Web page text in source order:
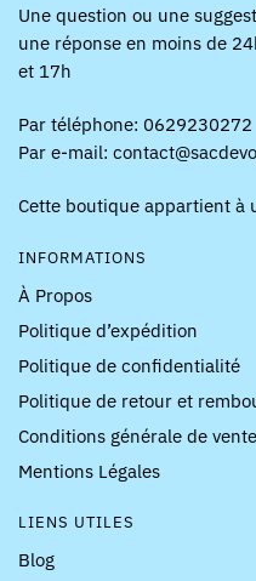
Une question ou une
une réponse en moins de
et 17h
Par téléphone: 0629230272
Par e-mail:
Cette boutique appartient à
INFORMATIONS
À Propos
Politique d’expédition
Politique de confidentialité
Politique de retour et
Conditions générale de vente
Mentions Légales
LIENS UTILES
Blog